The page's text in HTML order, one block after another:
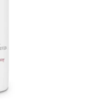
for menn som